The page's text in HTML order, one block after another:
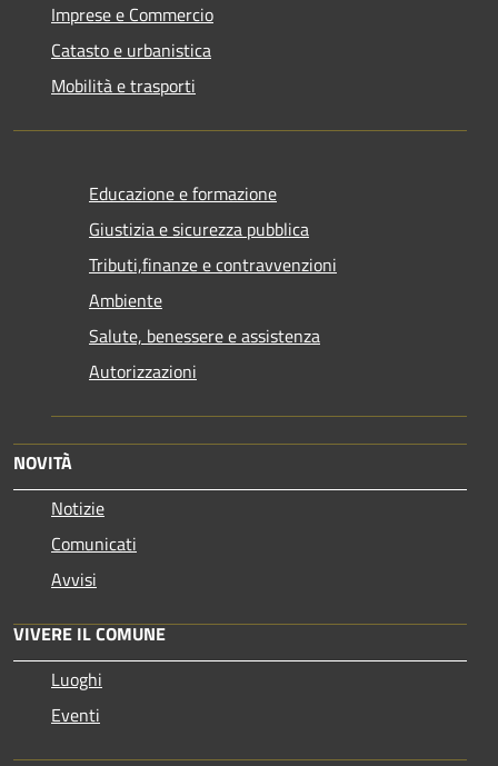
Imprese e Commercio
Catasto e urbanistica
Mobilità e trasporti
Educazione e formazione
Giustizia e sicurezza pubblica
Tributi,finanze e contravvenzioni
Ambiente
Salute, benessere e assistenza
Autorizzazioni
NOVITÀ
Notizie
Comunicati
Avvisi
VIVERE IL COMUNE
Luoghi
Eventi